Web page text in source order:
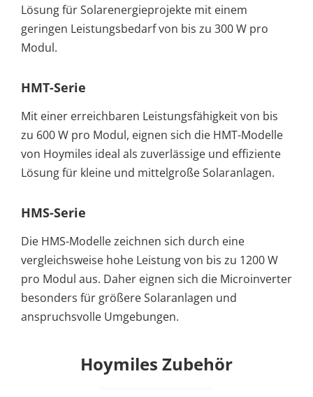
Lösung für Solarenergieprojekte mit einem
geringen Leistungsbedarf von bis zu 300 W pro
Modul.
HMT-Serie
Mit einer erreichbaren Leistungsfähigkeit von bis
zu 600 W pro Modul, eignen sich die HMT-Modelle
von Hoymiles ideal als zuverlässige und effiziente
Lösung für kleine und mittelgroße Solaranlagen.
HMS-Serie
Die HMS-Modelle zeichnen sich durch eine
vergleichsweise hohe Leistung von bis zu 1200 W
pro Modul aus. Daher eignen sich die Microinverter
besonders für größere Solaranlagen und
anspruchsvolle Umgebungen.
Hoymiles Zubehör